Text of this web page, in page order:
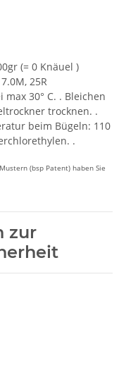
(= 0 Knäuel )
25R
max 30° C. . Bleichen
trocknen. .
beim Bügeln: 110
.
(bsp Patent) haben Sie
zur